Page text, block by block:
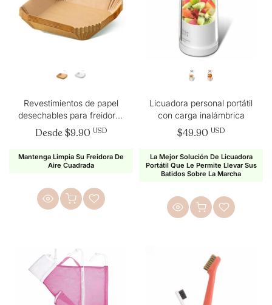
Revestimientos de papel
desechables para freidoras
de aire de 6,7 a 7,9
pulgadas, cuadrados
Desde$9.90 USD
Mantenga Limpia Su Freidora De
Aire Cuadrada
Licuadora personal portátil
con carga inalámbrica
$49.90 USD
La Mejor Solución De Licuadora
Portátil Que Le Permite Llevar Sus
Batidos Sobre La Marcha